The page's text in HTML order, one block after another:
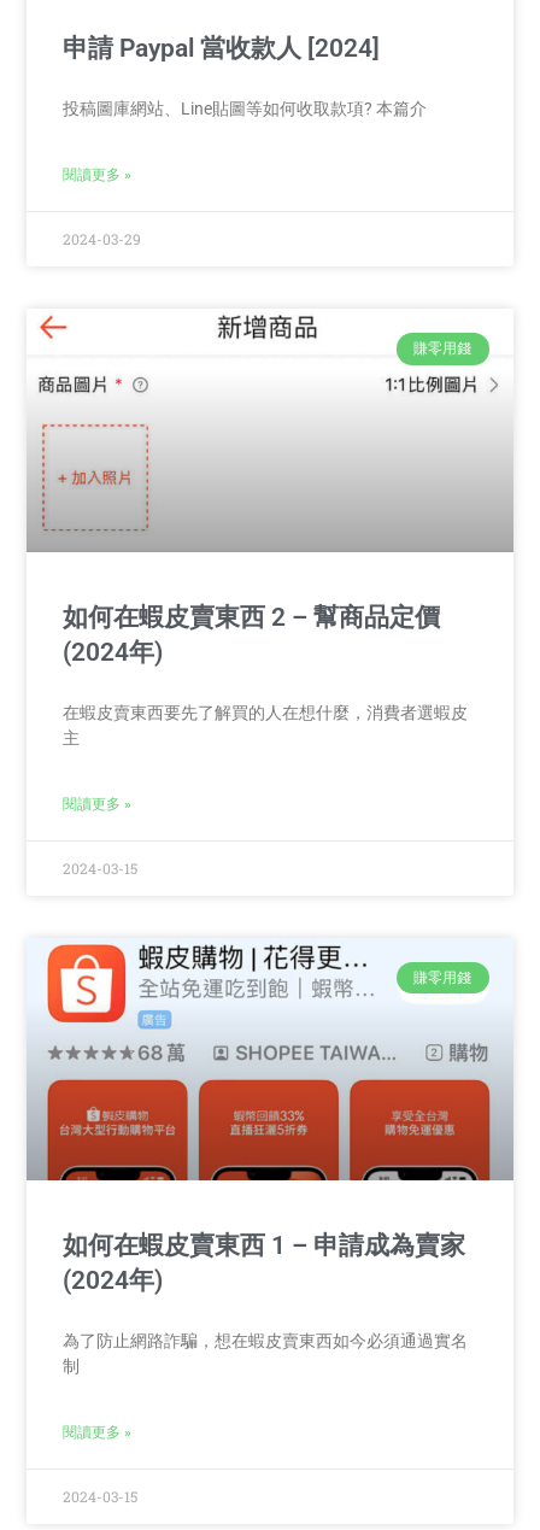
申請 Paypal 當收款人 [2024]
投稿圖庫網站、Line貼圖等如何收取款項? 本篇介
閱讀更多 »
2024-03-29
賺零用錢
如何在蝦皮賣東西 2 – 幫商品定價
(2024年)
在蝦皮賣東西要先了解買的人在想什麼，消費者選蝦皮
主
閱讀更多 »
2024-03-15
賺零用錢
如何在蝦皮賣東西 1 – 申請成為賣家
(2024年)
為了防止網路詐騙，想在蝦皮賣東西如今必須通過實名
制
閱讀更多 »
2024-03-15